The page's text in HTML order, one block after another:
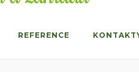
REFERENCE